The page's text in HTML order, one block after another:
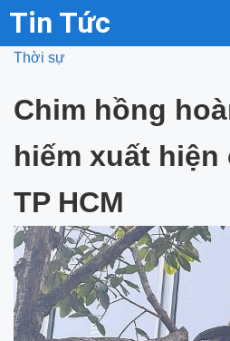
Tin Tức
Thời sự
Chim hồng
hiếm xuất
TP HCM